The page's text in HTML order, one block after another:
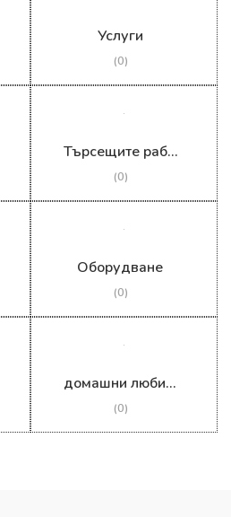
Услуги
(0)
Търсещите работа
(0)
Оборудване
(0)
домашни любимци
(0)